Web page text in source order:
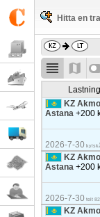
Hitta en
Lastning
KZ
Astana+200
2026-7-30
KZ
Astana+200
2026-7-30 telt
KZ